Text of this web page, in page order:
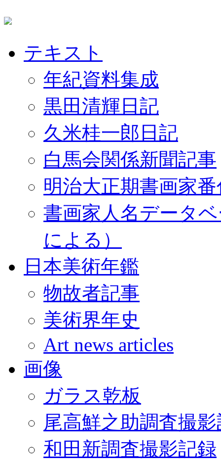
テキスト
年紀資料集成
黒田清輝日記
久米桂一郎日記
白馬会関係新聞記事
明治大正期書画家
書画家人名データ
による）
日本美術年鑑
物故者記事
美術界年史
Art news articles
画像
ガラス乾板
尾高鮮之助調査撮
和田新調査撮影記録